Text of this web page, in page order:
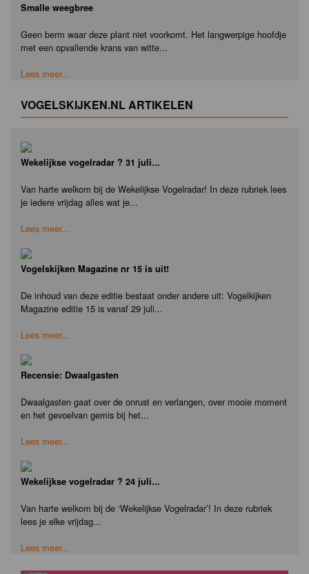
Smalle weegbree
Geen berm waar deze plant niet voorkomt. Het langwerpige hoofdje
met een opvallende krans van witte...
Lees meer...
VOGELSKIJKEN.NL ARTIKELEN
Wekelijkse vogelradar ? 31 juli...
Van harte welkom bij de Wekelijkse Vogelradar! In deze rubriek lees
je iedere vrijdag alles wat je...
Lees meer...
Vogelskijken Magazine nr 15 is uit!
De inhoud van deze editie bestaat onder andere uit: Vogelkijken
Magazine editie 15 is vanaf 29 juli...
Lees meer...
Recensie: Dwaalgasten
Dwaalgasten gaat over de onrust en verlangen, over mooie moment
en het gevoelvan gemis bij het...
Lees meer...
Wekelijkse vogelradar ? 24 juli...
Van harte welkom bij de ‘Wekelijkse Vogelradar’! In deze rubriek
lees je elke vrijdag...
Lees meer...